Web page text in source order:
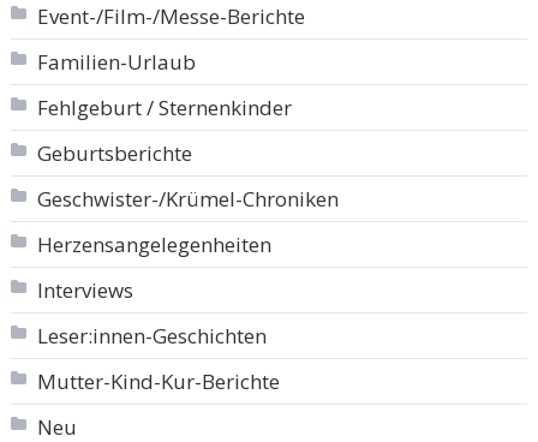
Event-/Film-/Messe-Berichte
Familien-Urlaub
Fehlgeburt / Sternenkinder
Geburtsberichte
Geschwister-/Krümel-Chroniken
Herzensangelegenheiten
Interviews
Leser:innen-Geschichten
Mutter-Kind-Kur-Berichte
Neu